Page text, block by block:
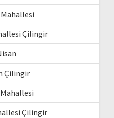
Mahallesi
Çilingir
Çilingir
Çilingir